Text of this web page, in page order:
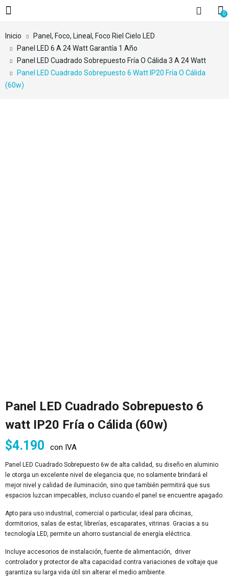
0
Inicio
Panel, Foco, Lineal, Foco Riel Cielo LED
Panel LED 6 A 24 Watt Garantía 1 Año
Panel LED Cuadrado Sobrepuesto Fría O Cálida 3 A 24 Watt
Panel LED Cuadrado Sobrepuesto 6 Watt IP20 Fría O Cálida
(60w)
Panel LED Cuadrado Sobrepuesto 6
watt IP20 Fría o Cálida (60w)
$4.190 con IVA
Panel LED Cuadrado Sobrepuesto 6w de alta calidad, su diseño en aluminio
le otorga un excelente nivel de elegancia que, no solamente brindará el
mejor nivel y calidad de iluminación, sino que también permitirá que sus
espacios luzcan impecables, incluso cuando el panel se encuentre apagado.
Apto para uso industrial, comercial o particular, ideal para oficinas,
dormitorios, salas de estar, librerías, escaparates, vitrinas. Gracias a su
tecnología LED, permite un ahorro sustancial de energía eléctrica.
Incluye accesorios de instalación, fuente de alimentación, driver
controlador y protector de alta capacidad contra variaciones de voltaje que
garantiza su larga vida útil sin alterar el medio ambiente.